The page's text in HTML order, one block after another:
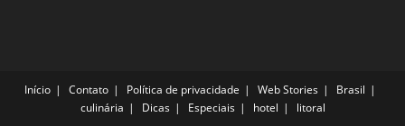
Início Contato Política de privacidade Web Stories
Brasil
culinária
Dicas Especiais hotel litoral